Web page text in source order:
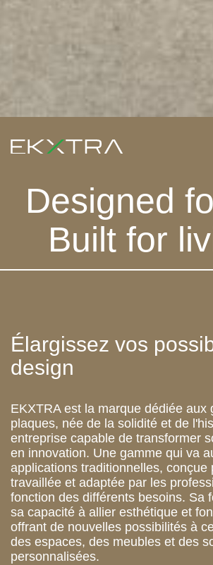
Designed
Built for
Élargissez vos
design
EKXTRA est la marque dédiée aux
plaques, née de la solidité et de
entreprise capable de transformer
en innovation. Une gamme qui va
applications traditionnelles, conçue
travaillée et adaptée par les
fonction des différents besoins. Sa
sa capacité à allier esthétique et
offrant de nouvelles possibilités à
des espaces, des meubles et des
personnalisées.